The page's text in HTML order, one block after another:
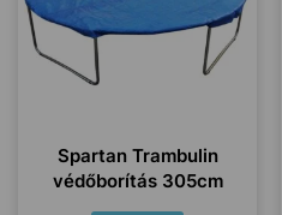
Spartan Trambulin
védőborítás 305cm